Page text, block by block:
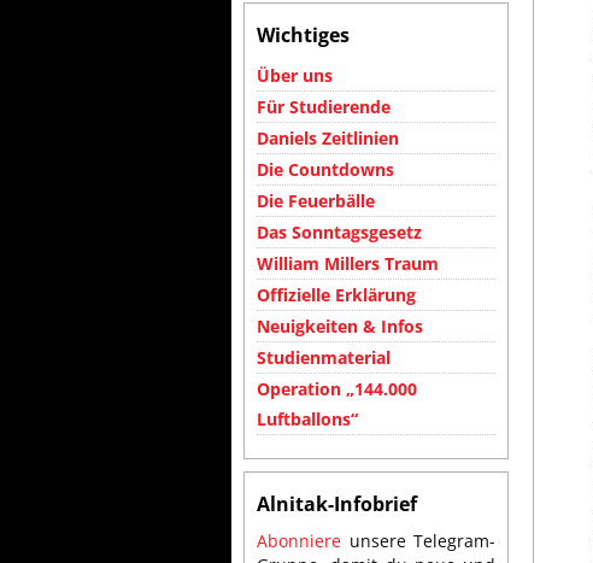
Wichtiges
Über uns
Für Studierende
Daniels Zeitlinien
Die Countdowns
Die Feuerbälle
Das Sonntagsgesetz
William Millers Traum
Offizielle Erklärung
Neuigkeiten & Infos
Studienmaterial
Operation „144.000
Luftballons“
Alnitak-Infobrief
Abonniere unsere Telegram-